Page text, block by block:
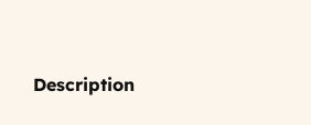
Description